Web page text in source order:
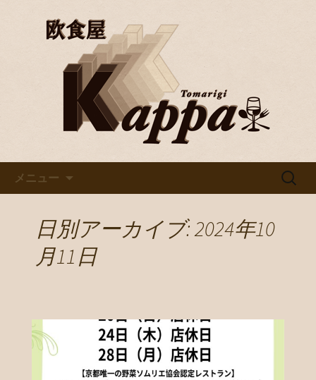
京都・烏丸のイタリアンバル
「欧食屋Kappa」
楽しむならバル「欧食屋Kappa」。野
菜ソムリエの資格を持つオーナーの作
るイタリアンは絶品。ワインブッフェ
などもありカウンターで１人飲みもグ
ループでのご利用も歓迎です。
メニュー
検
日別アーカイブ: 2024年10
月11日